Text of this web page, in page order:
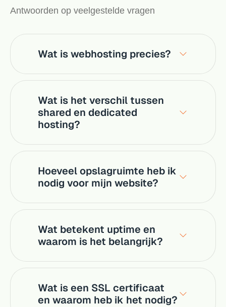
Antwoorden op veelgestelde vragen
Wat is webhosting precies?
Wat is het verschil tussen
shared en dedicated
hosting?
Hoeveel opslagruimte heb ik
nodig voor mijn website?
Wat betekent uptime en
waarom is het belangrijk?
Wat is een SSL certificaat
en waarom heb ik het nodig?